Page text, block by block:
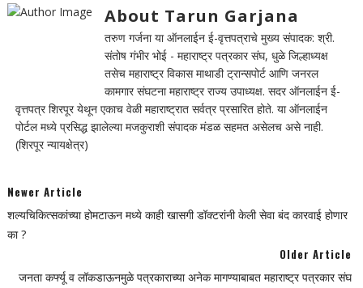
About Tarun Garjana
तरुण गर्जना या ऑनलाईन ई-वृत्तपत्राचे मुख्य संपादक: श्री.
संतोष गंभीर भोई - महाराष्ट्र पत्रकार संघ, धुळे जिल्हाध्यक्ष
तसेच महाराष्ट्र विकास माथाडी ट्रान्सपोर्ट आणि जनरल
कामगार संघटना महाराष्ट्र राज्य उपाध्यक्ष. सदर ऑनलाईन ई-
वृत्तपत्र शिरपूर येथून एकाच वेळी महाराष्ट्रात सर्वत्र प्रसारित होते. या ऑनलाईन
पोर्टल मध्ये प्रसिद्ध झालेल्या मजकुराशी संपादक मंडळ सहमत असेलच असे नाही.
(शिरपूर न्यायक्षेत्र)
Newer Article
शल्यचिकित्सकांच्या होमटाऊन मध्ये काही खासगी डॉक्टरांनी केली सेवा बंद कारवाई होणार
का ?
Older Article
जनता कर्फ्यू व लॉकडाऊनमुळे पत्रकाराच्या अनेक मागण्याबाबत महाराष्ट्र पत्रकार संघ